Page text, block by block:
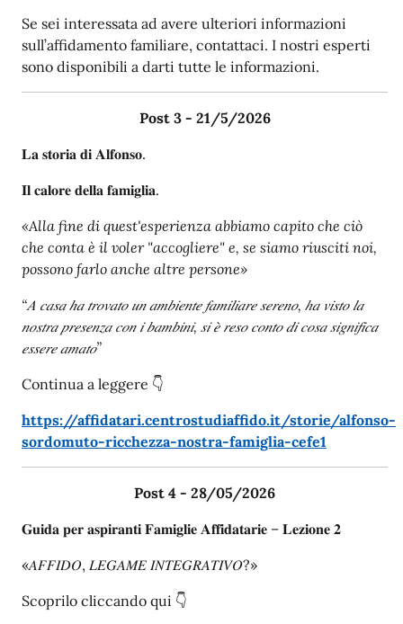
Se sei interessata ad avere ulteriori informazioni
sull’affidamento familiare, contattaci. I nostri esperti
sono disponibili a darti tutte le informazioni.
Post 3 - 21/5/2026
𝐋𝐚 𝐬𝐭𝐨𝐫𝐢𝐚 𝐝𝐢 𝐀𝐥𝐟𝐨𝐧𝐬𝐨.
𝐈𝐥 𝐜𝐚𝐥𝐨𝐫𝐞 𝐝𝐞𝐥𝐥𝐚 𝐟𝐚𝐦𝐢𝐠𝐥𝐢𝐚.
«Alla fine di quest'esperienza abbiamo capito che ciò
che conta è il voler "accogliere" e, se siamo riusciti noi,
possono farlo anche altre persone»
“𝐴 𝑐𝑎𝑠𝑎ℎ𝑎 𝑡𝑟𝑜𝑣𝑎𝑡𝑜 𝑢𝑛𝑎𝑚𝑏𝑖𝑒𝑛𝑡𝑒 𝑓𝑎𝑚𝑖𝑙𝑖𝑎𝑟𝑒𝑠𝑒𝑟𝑒𝑛𝑜, ℎ𝑎 𝑣𝑖𝑠𝑡𝑜 𝑙𝑎
𝑛𝑜𝑠𝑡𝑟𝑎 𝑝𝑟𝑒𝑠𝑒𝑛𝑧𝑎 𝑐𝑜𝑛 𝑖𝑏𝑎𝑚𝑏𝑖𝑛𝑖, 𝑠𝑖𝑒̀ 𝑟𝑒𝑠𝑜 𝑐𝑜𝑛𝑡𝑜𝑑𝑖𝑐𝑜𝑠𝑎𝑠𝑖𝑔𝑛𝑖𝑓𝑖𝑐𝑎
𝑒𝑠𝑠𝑒𝑟𝑒𝑎𝑚𝑎𝑡𝑜”
Continua a leggere 👇
https://affidatari.centrostudiaffido.it/storie/alfonso-
sordomuto-ricchezza-nostra-famiglia-cefe1
Post 4 - 28/05/2026
𝐆𝐮𝐢𝐝𝐚 𝐩𝐞𝐫 𝐚𝐬𝐩𝐢𝐫𝐚𝐧𝐭𝐢 𝐅𝐚𝐦𝐢𝐠𝐥𝐢𝐞 𝐀𝐟𝐟𝐢𝐝𝐚𝐭𝐚𝐫𝐢𝐞 – 𝐋𝐞𝐳𝐢𝐨𝐧𝐞 𝟐
«𝐴𝐹𝐹𝐼𝐷𝑂, 𝐿𝐸𝐺𝐴𝑀𝐸 𝐼𝑁𝑇𝐸𝐺𝑅𝐴𝑇𝐼𝑉𝑂?»
Scoprilo cliccando qui 👇